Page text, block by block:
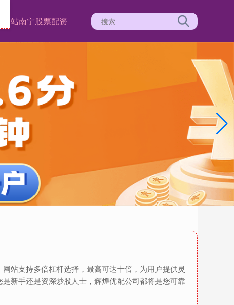
网站南宁股票配资
站支持多倍杠杆选择，最高可达十倍，为用户提供灵
新手还是资深炒股人士，辉煌优配公司都将是您可靠